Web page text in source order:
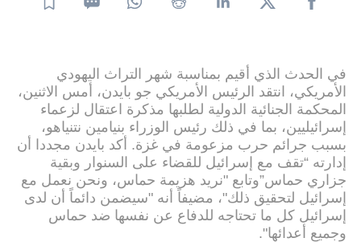
في الحدث الذي أقيم بمناسبة شهر التراث اليهودي
الأمريكي، انتقد الرئيس الأمريكي جو بايدن، أمس الاثنين،
المحكمة الجنائية الدولية لطلبها مذكرة اعتقال لزعماء
إسرائيليين، بما في ذلك رئيس الوزراء بنيامين نتنياهو،
بسبب جرائم حرب مزعومة في غزة. أكد بايدن مجددا أن
إدارته “تقف مع إسرائيل للقضاء على السنوار وبقية
جزاري حماس”وتابع "نريد هزيمة حماس، ونحن نعمل مع
إسرائيل لتحقيق ذلك"، مضيفاً أنه "سيضمن دائماً أن لدى
إسرائيل كل ما تحتاجه للدفاع عن نفسها ضد حماس
وجميع أعدائها".